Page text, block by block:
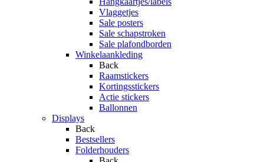
Vlaggetjes
Sale posters
Sale schapstroken
Sale plafondborden
Winkelaankleding
Back
Raamstickers
Kortingsstickers
Actie stickers
Ballonnen
Displays
Back
Bestsellers
Folderhouders